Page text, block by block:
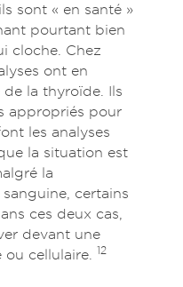
sont « en santé »
pourtant bien
cloche. Chez
ont en
la thyroïde. Ils
appropriés pour
les analyses
la situation est
la
certains
ces deux cas,
devant une
cellulaire.
12